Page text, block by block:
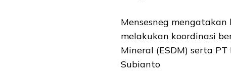
Mensesneg
melakukan koordinasi
Mineral (ESDM) serta
Subianto